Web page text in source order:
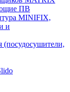
ПВ
MINIFIX,
и
(посудосушители,